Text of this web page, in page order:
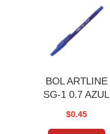
BOL ARTLINE
SG-1 0.7 AZUL
$0.45